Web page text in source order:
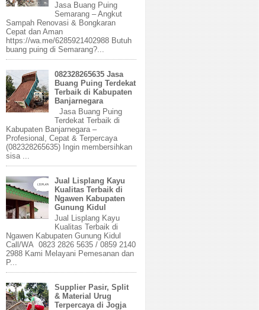
Jasa Buang Puing
Semarang – Angkut
Sampah Renovasi & Bongkaran
Cepat dan Aman
https://wa.me/6285921402988 Butuh
buang puing di Semarang?...
082328265635 Jasa
Buang Puing Terdekat
Terbaik di Kabupaten
Banjarnegara
Jasa Buang Puing
Terdekat Terbaik di
Kabupaten Banjarnegara –
Profesional, Cepat & Terpercaya
(082328265635) Ingin membersihkan
sisa ...
Jual Lisplang Kayu
Kualitas Terbaik di
Ngawen Kabupaten
Gunung Kidul
Jual Lisplang Kayu
Kualitas Terbaik di
Ngawen Kabupaten Gunung Kidul
Call/WA 0823 2826 5635 / 0859 2140
2988 Kami Melayani Pemesanan dan
P...
Supplier Pasir, Split
& Material Urug
Terpercaya di Jogja